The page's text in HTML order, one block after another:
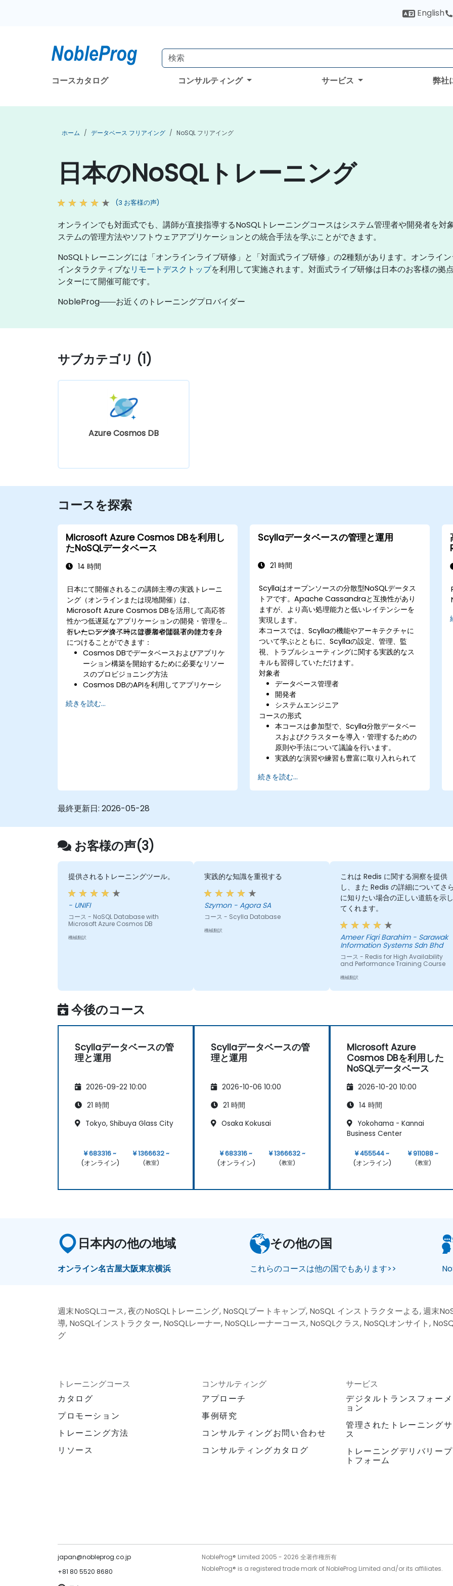
English
コースカタログ コンサルティング サービス 弊社
ホーム データベース フリアイング NoSQL フリアイング
日本のNoSQLトレーニング
(3 お客様の声)
オンラインでも対面式でも、講師が直接指導するNoSQLトレーニングコースはシステム管理者や開発者を対
ステムの管理方法やソフトウェアアプリケーションとの統合手法を学ぶことができます。
NoSQLトレーニングには「オンラインライブ研修」と「対面式ライブ研修」の2種類があります。オンライ
インタラクティブなリモートデスクトップを利用して実施されます。対面式ライブ研修は日本のお客様の
ンターにて開催可能です。
NobleProg――お近くのトレーニングプロバイダー
サブカテゴリ (1)
Azure Cosmos DB
コースを探索
Microsoft Azure Cosmos DBを利用し
たNoSQLデータベース
14 時間
日本にて開催されるこの講師主導の実践トレーニ
ング（オンラインまたは現地開催）は、
Microsoft Azure Cosmos DBを活用して高応答
性かつ低遅延なアプリケーションの開発・管理を
行いたいデータベース管理者や開発者向けです。
トレーニング終了時には参加者は以下の能力を身
につけることができます：
Cosmos DBでデータベースおよびアプリケ
ーション構築を開始するために必要なリソー
スのプロビジョニング方法
Cosmos DBのAPIを利用してアプリケーシ
切に拡張する手法
続きを読む...
Scyllaデータベースの管理と運用
21 時間
Scyllaはオープンソースの分散型NoSQLデータス
トアです。Apache Cassandraと互換性があり
ますが、より高い処理能力と低いレイテンシーを
実現します。
本コースでは、Scyllaの機能やアーキテクチャに
ついて学ぶとともに、Scyllaの設定、管理、監
視、トラブルシューティングに関する実践的なス
キルも習得していただけます。
対象者
データベース管理者
開発者
システムエンジニア
コースの形式
本コースは参加型で、Scylla分散データベー
スおよびクラスターを導入・管理するための
原則や手法について議論を行います。
実践的な演習や練習も豊富に取り入れられて
続きを読む...
最終更新日: 2026-05-28
お客様の声(3)
提供されるトレーニングツール。
- UNIFI
コース - NoSQL Database with
Microsoft Azure Cosmos DB
機械翻訳
実践的な知識を重視する
Szymon - Agora SA
コース - Scylla Database
機械翻訳
これは Redis に関する洞察を提供
し、また Redis の詳細についてさ
に知りたい場合の正しい道筋を示し
てくれます。
Ameer Fiqri Barahim - Sarawak
Information Systems Sdn Bhd
コース - Redis for High Availability
and Performance Training Course
機械翻訳
今後のコース
Scyllaデータベースの管
理と運用
2026-09-22 10:00
21 時間
Tokyo, Shibuya Glass City
¥ 683316 ~
(オンライン)
¥ 1366632 ~
(教室)
Scyllaデータベースの管
理と運用
2026-10-06 10:00
21 時間
Osaka Kokusai
¥ 683316 ~
(オンライン)
¥ 1366632 ~
(教室)
Microsoft Azure
Cosmos DBを利用した
NoSQLデータベース
2026-10-20 10:00
14 時間
Yokohama - Kannai
Business Center
¥ 455544 ~
(オンライン)
¥ 911088 ~
(教室)
日本内の他の地域
オンライン名古屋大阪東京横浜
その他の国
これらのコースは他の国でもあります>>
週末NoSQLコース, 夜のNoSQLトレーニング, NoSQLブートキャンプ, NoSQL インストラクターよる, 週末
導, NoSQLインストラクター, NoSQLレーナー, NoSQLレーナーコース, NoSQLクラス, NoSQLオンサイト,
グ
トレーニングコース
カタログ
プロモーション
トレーニング方法
リソース
コンサルティング
アプローチ
事例研究
コンサルティングお問い合わせ
コンサルティングカタログ
サービス
デジタルトランスフォー
ョン
管理されたトレーニング
ス
トレーニングデリバリー
トフォーム
japan@nobleprog.co.jp
+81 80 5520 8680
NobleProg® Limited 2005 - 2026 全著作権所有
NobleProg® is a registered trade mark of NobleProg Limited and/or its affiliates.